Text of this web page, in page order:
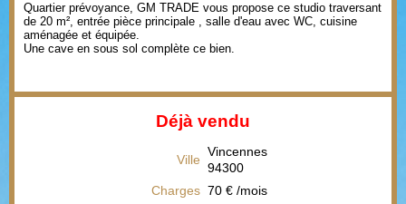
Quartier prévoyance, GM TRADE vous propose ce studio traversant
de 20 m², entrée pièce principale , salle d'eau avec WC, cuisine
aménagée et équipée.
Une cave en sous sol complète ce bien.
Déjà vendu
Ville
Vincennes
94300
Charges 70 € /mois